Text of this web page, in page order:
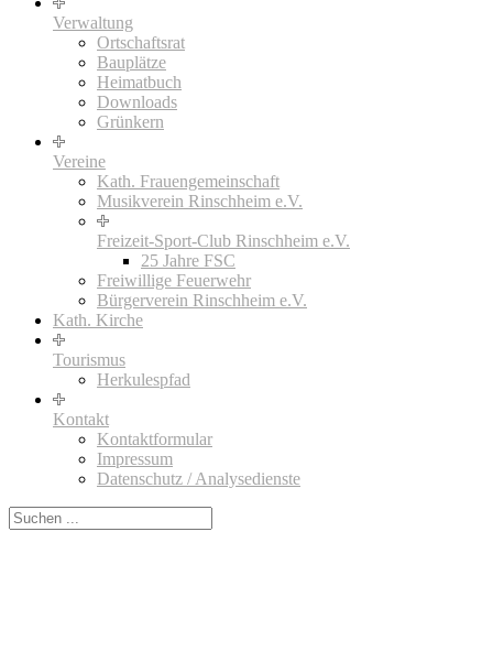
Verwaltung
Ortschaftsrat
Bauplätze
Heimatbuch
Downloads
Grünkern
Vereine
Kath. Frauengemeinschaft
Musikverein Rinschheim e.V.
Freizeit-Sport-Club Rinschheim e.V.
25 Jahre FSC
Freiwillige Feuerwehr
Bürgerverein Rinschheim e.V.
Kath. Kirche
Tourismus
Herkulespfad
Kontakt
Kontaktformular
Impressum
Datenschutz / Analysedienste